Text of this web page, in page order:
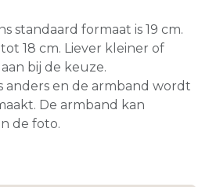
standaard formaat is 19 cm.
18 cm. Liever kleiner of
bij de keuze.
anders en de armband wordt
De armband kan
de foto.